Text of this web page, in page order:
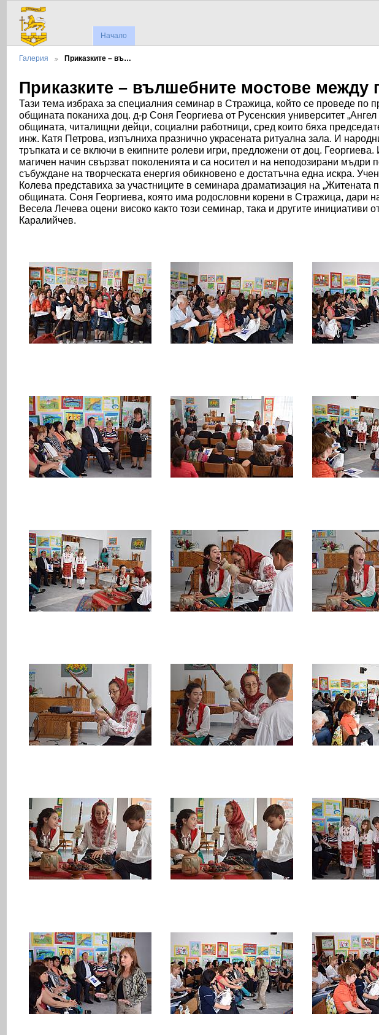
Начало
Галерия Приказките – въ…
Приказките – вълшебните мостове между
Тази тема избраха за специалния семинар в Стражица, който се проведе
общината поканиха доц. д-р Соня Георгиева от Русенския университет
общината, читалищни дейци, социални работници, сред които бяха
инж. Катя Петрова, изпълниха празнично украсената ритуална зала. И
тръпката и се включи в екипните ролеви игри, предложени от доц.
магичен начин свързват поколенията и са носител и на неподозирани мъдри
събуждане на творческата енергия обикновено е достатъчна една искра.
Колева представиха за участниците в семинара драматизация на „Житената
общината. Соня Георгиева, която има родословни корени в Стражица, дари
Весела Лечева оцени високо както този семинар, така и другите инициативи
Каралийчев.